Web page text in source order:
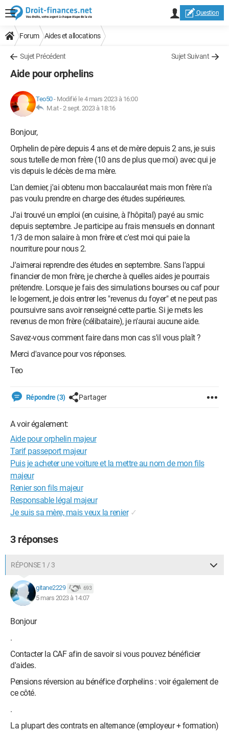
Question
Forum Aides et allocations
Sujet Précédent Sujet Suivant
Aide pour orphelins
Teo50- Modifié le 4 mars 2023 à 16:00
M.at -2 sept. 2023 à 18:16
Bonjour,
Orphelin de père depuis 4 ans et de mère depuis 2 ans, je suis
sous tutelle de mon frère (10 ans de plus que moi) avec qui je
vis depuis le décès de ma mère.
L'an dernier, j'ai obtenu mon baccalauréat mais mon frère n'a
pas voulu prendre en charge des études supérieures.
J'ai trouvé un emploi (en cuisine, à l'hôpital) payé au smic
depuis septembre. Je participe au frais mensuels en donnant
1/3 de mon salaire à mon frère et c'est moi qui paie la
nourriture pour nous 2.
J'aimerai reprendre des études en septembre. Sans l'appui
financier de mon frère, je cherche à quelles aides je pourrais
prétendre. Lorsque je fais des simulations bourses ou caf pour
le logement, je dois entrer les "revenus du foyer" et ne peut pas
poursuivre sans avoir renseigné cette partie. Si je mets les
revenus de mon frère (célibataire), je n'aurai aucune aide.
Savez-vous comment faire dans mon cas s'il vous plaît ?
Merci d'avance pour vos réponses.
Teo
Répondre (3) Partager
A voir également:
Aide pour orphelin majeur
Tarif passeport majeur
Puis je acheter une voiture et la mettre au nom de mon fils
majeur
Renier son fils majeur
Responsable légal majeur
Je suis sa mère, mais veux la renier ✓
3 réponses
RÉPONSE 1 / 3
gitane2229 693
5 mars 2023 à 14:07
Bonjour
.
Contacter la CAF afin de savoir si vous pouvez bénéficier
d'aides.
Pensions réversion au bénéfice d'orphelins : voir également de
ce côté.
.
La plupart des contrats en alternance (employeur + formation)